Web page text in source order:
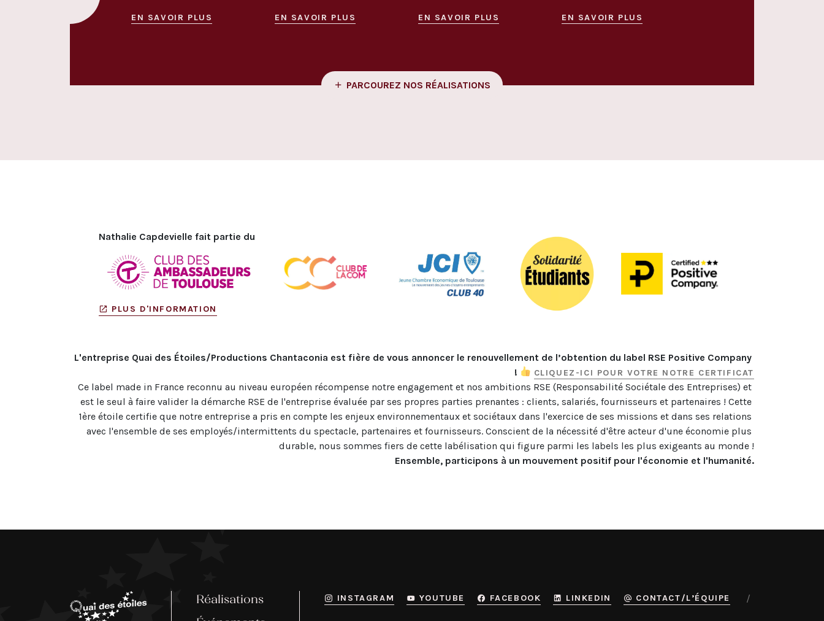
EN SAVOIR PLUS EN SAVOIR PLUS EN SAVOIR PLUS EN SAVOIR PLUS
PARCOUREZ NOS RÉALISATIONS
Nathalie Capdevielle fait partie du
PLUS D'INFORMATION
L'entreprise Quai des Étoiles/Productions Chantaconia est fière de vous annoncer le renouvellement de l’obtention du label RSE Positive Company
!
CLIQUEZ-ICI POUR VOTRE NOTRE CERTIFICAT
Ce label made in France reconnu au niveau européen récompense notre engagement et nos ambitions RSE (Responsabilité Sociétale des Entreprises) et
est le seul à faire valider la démarche RSE de l'entreprise évaluée par ses propres parties prenantes : clients, salariés, fournisseurs et partenaires ! Cette
1ère étoile certifie que notre entreprise a pris en compte les enjeux environnementaux et sociétaux dans l'exercice de ses missions et dans ses relations
avec l'ensemble de ses employés/intermittents du spectacle, partenaires et fournisseurs. Conscient de la nécessité d'être acteur d'une économie plus
Ensemble, participons à un mouvement positif pour l'économie et l'humanité.
Réalisations
INSTAGRAM YOUTUBE FACEBOOK LINKEDIN CONTACT/L’ÉQUIPE